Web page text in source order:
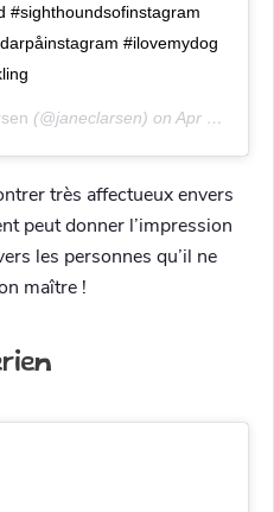
#sighthoundsofinstagram
#ilovemydog
(@janeclarsen) on Apr 13, 2020 at 1:04am PDT
très affectueux envers
peut donner l’impression
les personnes qu’il ne
maître !